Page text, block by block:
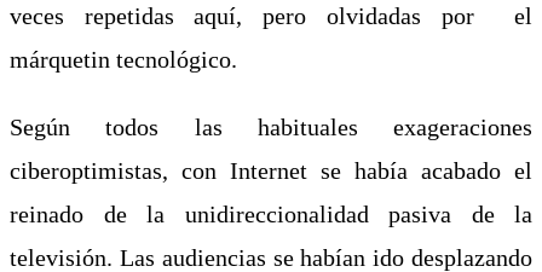
veces repetidas aquí, pero olvidadas por el
márquetin tecnológico.
Según todos las habituales exageraciones
ciberoptimistas, con Internet se había acabado el
reinado de la unidireccionalidad pasiva de la
televisión. Las audiencias se habían ido desplazando